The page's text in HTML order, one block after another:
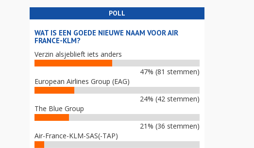
POLL
WAT IS EEN GOEDE NIEUWE NAAM VOOR AIR
FRANCE-KLM?
Verzin alsjeblieft iets anders
47% (81 stemmen)
European Airlines Group (EAG)
24% (42 stemmen)
The Blue Group
21% (36 stemmen)
Air-France-KLM-SAS(-TAP)